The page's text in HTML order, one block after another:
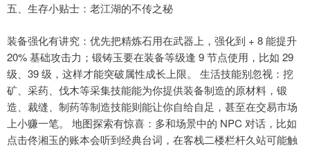
五、生存小贴士：老江湖的不传之秘
装备强化有讲究：优先把精炼石用在武器上，强化到 + 8 能提升
20% 基础攻击力；锻铸玉要在装备等级逢 9 节点使用，比如 29
级、39 级，这样才能突破属性成长上限。 生活技能别忽视：挖
矿、采药、伐木等采集技能能为你提供装备制造的原材料，锻
造、裁缝、制药等制造技能则能让你自给自足，甚至在交易市场
上小赚一笔。 地图探索有惊喜：多和场景中的 NPC 对话，比如
点击佟湘玉的账本会听到经典台词，在客栈二楼栏杆久站可能触